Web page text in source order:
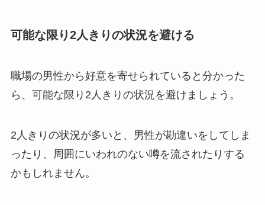
可能な限り2人きりの状況を避ける
職場の男性から好意を寄せられていると分かった
ら、可能な限り2人きりの状況を避けましょう。
2人きりの状況が多いと、男性が勘違いをしてしま
ったり、周囲にいわれのない噂を流されたりする
かもしれません。